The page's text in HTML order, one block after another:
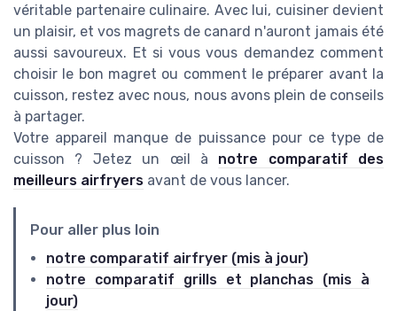
véritable partenaire culinaire. Avec lui, cuisiner devient
un plaisir, et vos magrets de canard n'auront jamais été
aussi savoureux. Et si vous vous demandez comment
choisir le bon magret ou comment le préparer avant la
cuisson, restez avec nous, nous avons plein de conseils
à partager.
Votre appareil manque de puissance pour ce type de
cuisson ? Jetez un œil à notre comparatif des
meilleurs airfryers avant de vous lancer.
Pour aller plus loin
notre comparatif airfryer (mis à jour)
notre comparatif grills et planchas (mis à
jour)